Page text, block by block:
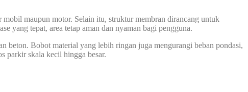
maupun motor. Selain itu, struktur membran dirancang untuk
yang tepat, area tetap aman dan nyaman bagi pengguna.
beton. Bobot material yang lebih ringan juga mengurangi beban pondasi,
parkir skala kecil hingga besar.